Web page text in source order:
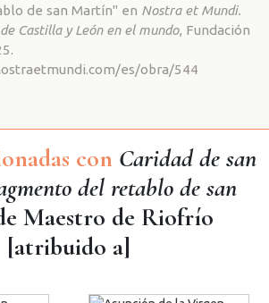
de san Martín" en Nostra et Mundi.
Castilla y León en el mundo, Fundación
es/obra/544
con Caridad de san
del retablo de san
Maestro de Riofrío
[atribuido a]